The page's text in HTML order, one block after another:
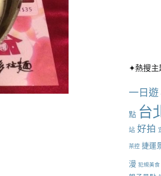
✦熱搜主
一日遊
點 台
站 好拍
茶控 捷運
漫 犯規美食